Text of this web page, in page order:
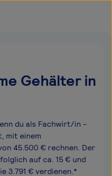
Gehälter in
du als Fachwirt/in -
mit einem
45.500 € rechnen. Der
auf ca. 15 € und
3.791 € verdienen.*